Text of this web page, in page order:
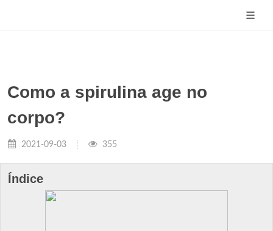
Como a spirulina age no
corpo?
2021-09-03 355
Índice